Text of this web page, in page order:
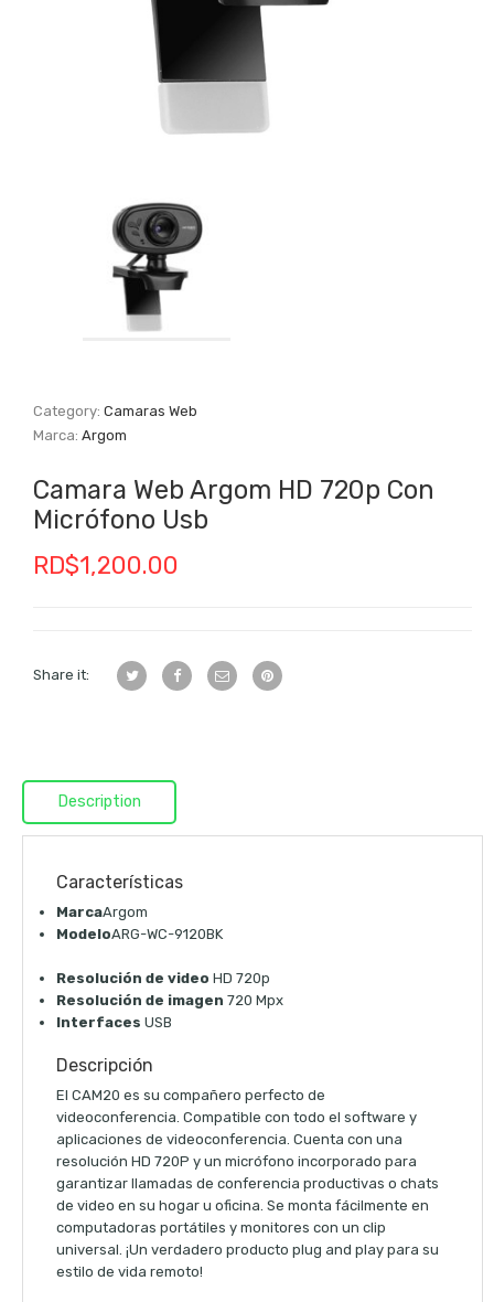
Category:Camaras Web
Marca:Argom
Camara Web Argom HD 720p Con
Micrófono Usb
RD$1,200.00
Share it:
Description
Características
MarcaArgom
ModeloARG-WC-9120BK
Resolución de video HD 720p
Resolución de imagen 720 Mpx
Interfaces USB
Descripción
El CAM20 es su compañero perfecto de
videoconferencia. Compatible con todo el software y
aplicaciones de videoconferencia. Cuenta con una
resolución HD 720P y un micrófono incorporado para
garantizar llamadas de conferencia productivas o chats
de video en su hogar u oficina. Se monta fácilmente en
computadoras portátiles y monitores con un clip
universal. ¡Un verdadero producto plug and play para su
estilo de vida remoto!